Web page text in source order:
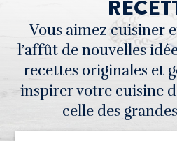
Vous aimez cuisiner
l’affût de nouvelles
recettes originales et
inspirer votre cuisine
celle des